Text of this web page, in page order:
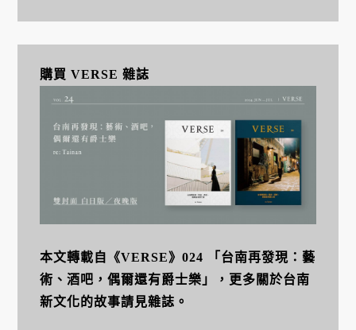
購買 VERSE 雜誌
本文轉載自《VERSE》024 「台南再發現：藝
術、酒吧，偶爾還有爵士樂」，更多關於台南
新文化的故事請見雜誌。